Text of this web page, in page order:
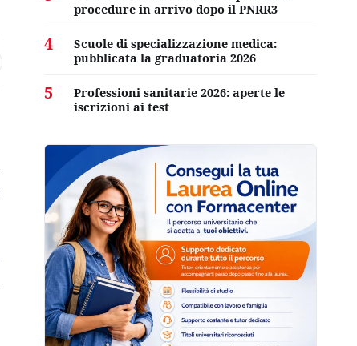
procedure in arrivo dopo il PNRR3
4
Scuole di specializzazione medica:
pubblicata la graduatoria 2026
5
Professioni sanitarie 2026: aperte le
iscrizioni ai test